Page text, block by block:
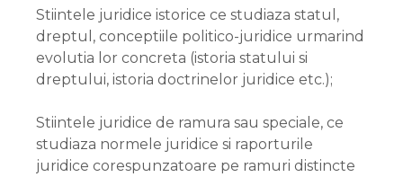
Stiintele juridice istorice ce studiaza statul,
dreptul, conceptiile politico-juridice urmarind
evolutia lor concreta (istoria statului si
dreptului, istoria doctrinelor juridice etc.);
Stiintele juridice de ramura sau speciale, ce
studiaza normele juridice si raporturile
juridice corespunzatoare pe ramuri distincte